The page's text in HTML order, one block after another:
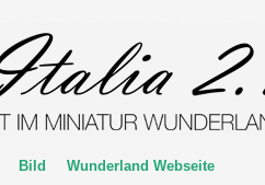
Bild Wunderland Webseite